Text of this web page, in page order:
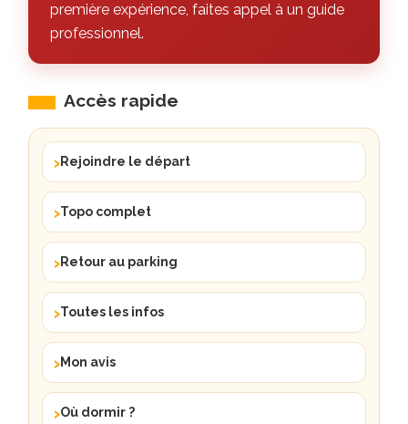
notamment
les
passages
où
il
faut
s'aider
de
la
roche
/
des
racines.
Certains
passages
première expérience, faites appel à un guide
professionnel.
Accès rapide
Rejoindre le départ
Topo complet
Retour au parking
Toutes les infos
Mon avis
Où dormir ?